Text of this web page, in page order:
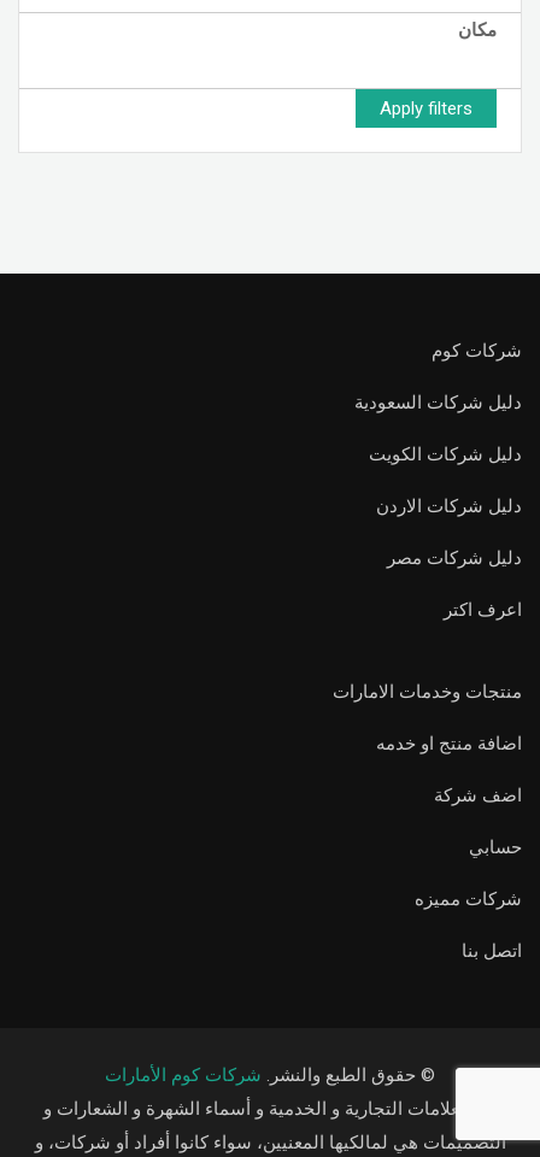
مكان
Apply filters
شركات كوم
دليل شركات السعودية
دليل شركات الكويت
دليل شركات الاردن
دليل شركات مصر
اعرف اكتر
منتجات وخدمات الامارات
اضافة منتج او خدمه
اضف شركة
حسابي
شركات مميزه
اتصل بنا
© حقوق الطبع والنشر. شركات كوم الأمارات
كل العلامات التجارية و الخدمية و أسماء الشهرة و الشعارات و
التصميمات هي لمالكيها المعنيين، سواء كانوا أفراد أو شركات، و